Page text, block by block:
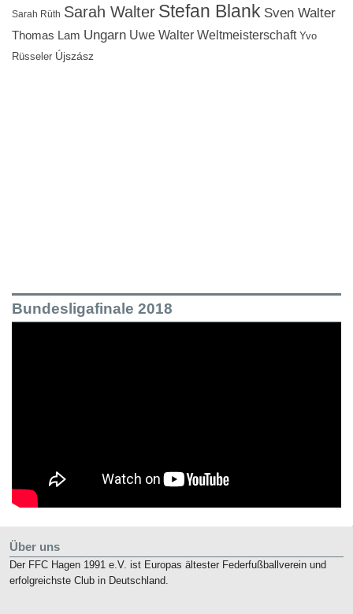
Sarah Rüth Sarah Walter Stefan Blank Sven Walter
Thomas Lam Ungarn Uwe Walter Weltmeisterschaft Yvo
Rüsseler Újszász
Bundesligafinale 2018
Über uns
Der FFC Hagen 1991 e.V. ist Europas ältester Federfußballverein und
erfolgreichste Club in Deutschland.